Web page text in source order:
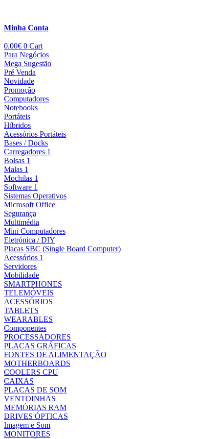
Minha Conta
0.00€ 0 Cart
Para Negócios
Mega Sugestão
Pré Venda
Novidade
Promoção
Computadores
Notebooks
Portáteis
Híbridos
Acessórios Portáteis
Bases / Docks
Carregadores 1
Bolsas 1
Malas 1
Mochilas 1
Software 1
Sistemas Operativos
Microsoft Office
Segurança
Multimédia
Mini Computadores
Eletrónica / DIY
Placas SBC (Single Board Computer)
Acessórios 1
Servidores
Mobilidade
SMARTPHONES
TELEMÓVEIS
ACESSÓRIOS
TABLETS
WEARABLES
Componentes
PROCESSADORES
PLACAS GRÁFICAS
FONTES DE ALIMENTAÇÃO
MOTHERBOARDS
COOLERS CPU
CAIXAS
PLACAS DE SOM
VENTOINHAS
MEMÓRIAS RAM
DRIVES ÓPTICAS
Imagem e Som
MONITORES